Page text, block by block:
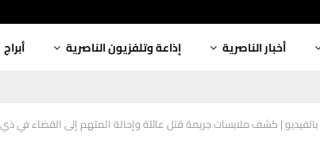
أخبار الناصرية إذاعة وتلفزيون الناصرية أبراج
بالفيديو | كشف ملابسات جريمة قتل عائلة وإحالة المتهم إلى القضاء في ذي